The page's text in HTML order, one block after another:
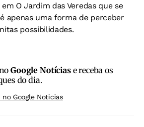
O Jardim das Veredas que se
apenas uma forma de perceber
possibilidades.
Google Notíciase receba os
do dia.
no Google Noticias